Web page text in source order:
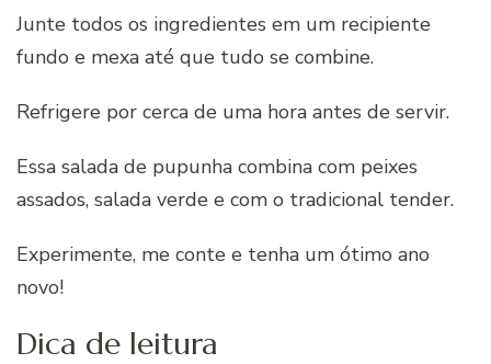
Junte todos os ingredientes em um recipiente
fundo e mexa até que tudo se combine.
Refrigere por cerca de uma hora antes de servir.
Essa salada de pupunha combina com peixes
assados, salada verde e com o tradicional tender.
Experimente, me conte e tenha um ótimo ano
novo!
Dica de leitura